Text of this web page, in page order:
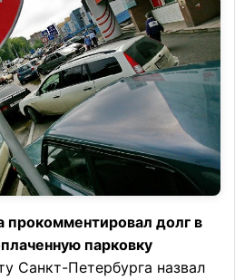
прокомментировал долг в
парковку
Санкт-Петербурга назвал